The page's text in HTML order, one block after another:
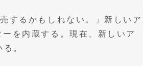
するかもしれない。」新しいア
を内蔵する。現在、新しいア
。